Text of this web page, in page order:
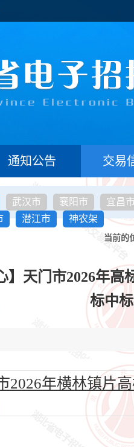
通知公告 交易
武汉市 襄阳市 宜昌市
潜江市 神农架
当前的
】天门市2026年高
标中
2026年横林镇片